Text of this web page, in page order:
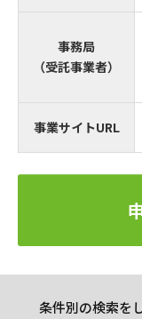
事務局
（受託事業者）
事業サイトURL
条件別の検索を